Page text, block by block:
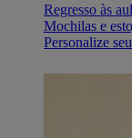
Regresso às
Mochilas e
Personalize